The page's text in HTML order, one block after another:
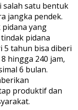
salah satu bentuk
jangka pendek.
yang
pidana
5 tahun bisa diberi
hingga 240 jam,
6 bulan.
produktif dan